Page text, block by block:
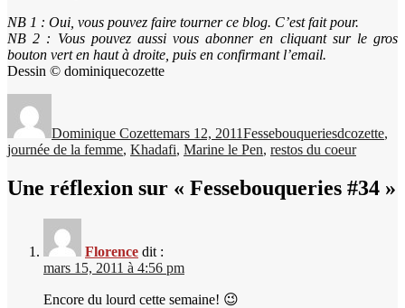
NB 1 : Oui, vous pouvez faire tourner ce blog. C’est fait pour.
NB 2 : Vous pouvez aussi vous abonner en cliquant sur le gros
bouton vert en haut à droite, puis en confirmant l’email.
Dessin © dominiquecozette
Dominique Cozettemars 12, 2011Fessebouqueriesdcozette,
journée de la femme, Khadafi, Marine le Pen, restos du coeur
Une réflexion sur « Fessebouqueries #34 »
Florence dit :
mars 15, 2011 à 4:56 pm
Encore du lourd cette semaine! 😉